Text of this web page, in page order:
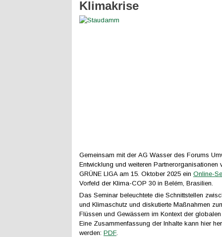
Klimakrise
Gemeinsam mit der AG Wasser des Forums
Entwicklung und weiteren Partnerorganisationen
GRÜNE LIGA am 15. Oktober 2025 ein Online-
Vorfeld der Klima-COP 30 in Belém, Brasilien.
Das Seminar beleuchtete die Schnittstellen
und Klimaschutz und diskutierte Maßnahmen
Flüssen und Gewässern im Kontext der
Eine Zusammenfassung der Inhalte kann hier
werden: PDF.